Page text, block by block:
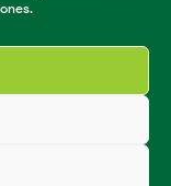
reservados.